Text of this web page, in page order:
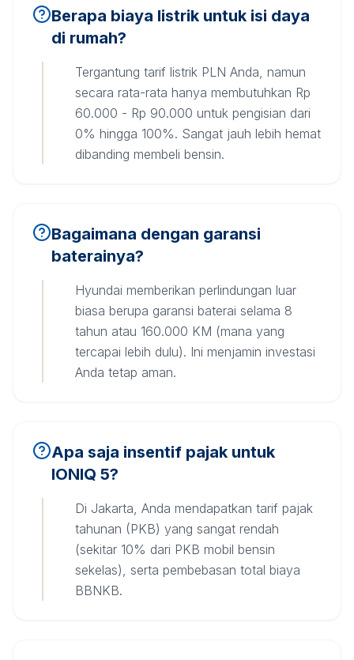
Berapa biaya listrik untuk isi daya
di rumah?
Tergantung tarif listrik PLN Anda, namun
secara rata-rata hanya membutuhkan Rp
60.000 - Rp 90.000 untuk pengisian dari
0% hingga 100%. Sangat jauh lebih hemat
dibanding membeli bensin.
Bagaimana dengan garansi
baterainya?
Hyundai memberikan perlindungan luar
biasa berupa garansi baterai selama 8
tahun atau 160.000 KM (mana yang
tercapai lebih dulu). Ini menjamin investasi
Anda tetap aman.
Apa saja insentif pajak untuk
IONIQ 5?
Di Jakarta, Anda mendapatkan tarif pajak
tahunan (PKB) yang sangat rendah
(sekitar 10% dari PKB mobil bensin
sekelas), serta pembebasan total biaya
BBNKB.